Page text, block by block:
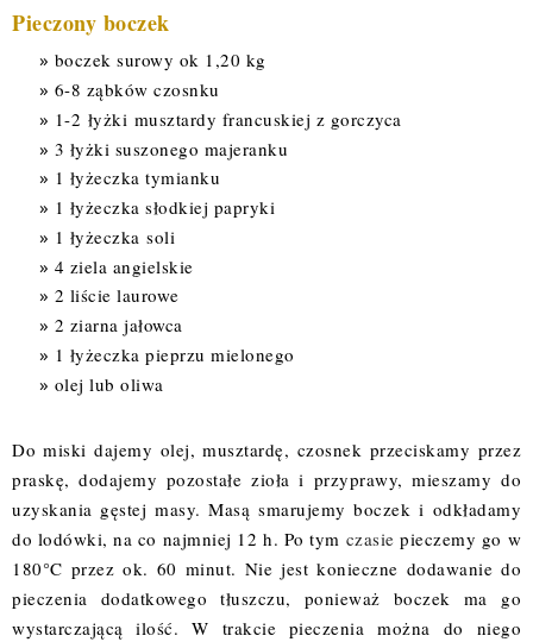
Pieczony boczek
boczek surowy ok 1,20 kg
6-8 ząbków czosnku
1-2 łyżki musztardy francuskiej z gorczyca
3 łyżki suszonego majeranku
1 łyżeczka tymianku
1 łyżeczka słodkiej papryki
1 łyżeczka soli
4 ziela angielskie
2 liście laurowe
2 ziarna jałowca
1 łyżeczka pieprzu mielonego
olej lub oliwa
Do miski dajemy olej, musztardę, czosnek przeciskamy przez
praskę, dodajemy pozostałe zioła i przyprawy, mieszamy do
uzyskania gęstej masy. Masą smarujemy boczek i odkładamy
do lodówki, na co najmniej 12 h. Po tym czasie pieczemy go w
180°C przez ok. 60 minut. Nie jest konieczne dodawanie do
pieczenia dodatkowego tłuszczu, ponieważ boczek ma go
wystarczającą ilość. W trakcie pieczenia można do niego